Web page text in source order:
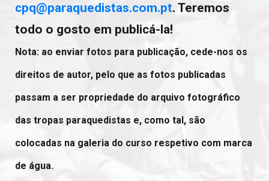
cpq@paraquedistas.com.pt. Teremos
todo o gosto em publicá-la!
Nota: ao enviar fotos para publicação, cede-nos os
direitos de autor, pelo que as fotos publicadas
passam a ser propriedade do arquivo fotográfico
das tropas paraquedistas e, como tal, são
colocadas na galeria do curso respetivo com marca
de água.